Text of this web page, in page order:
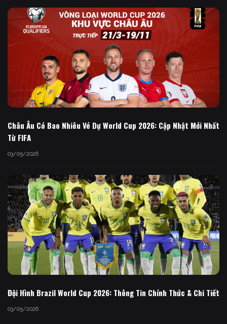
Châu Âu Có Bao Nhiêu Vé Dự World Cup 2026: Cập Nhật Mới Nhất
Từ FIFA
03/05/2026
Đội Hình Brazil World Cup 2026: Thông Tin Chính Thức & Chi Tiết
03/05/2026